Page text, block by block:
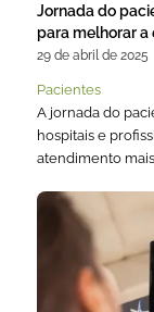
Jornada do
para melhorar a
29 de abril de 2025
Pacientes
A jornada do
hospitais e
atendimento